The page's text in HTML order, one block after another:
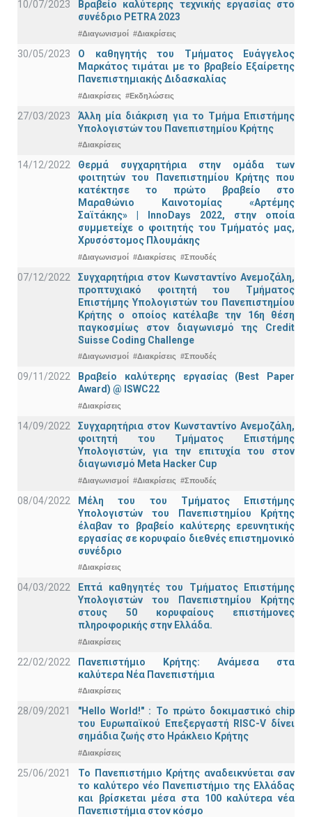
10/07/2023
Βραβείο καλύτερης τεχνικής εργασίας στο
συνέδριο PETRA 2023
#Διαγωνισμοί #Διακρίσεις
30/05/2023
Ο καθηγητής του Τμήματος Ευάγγελος
Μαρκάτος τιμάται με το βραβείο Εξαίρετης
Πανεπιστημιακής Διδασκαλίας
#Διακρίσεις #Εκδηλώσεις
27/03/2023
Άλλη μία διάκριση για το Τμήμα Επιστήμης
Υπολογιστών του Πανεπιστημίου Κρήτης
#Διακρίσεις
14/12/2022
Θερμά συγχαρητήρια στην ομάδα των
φοιτητών του Πανεπιστημίου Κρήτης που
κατέκτησε το πρώτο βραβείο στο
Μαραθώνιο Καινοτομίας «Αρτέμης
Σαϊτάκης» | InnoDays 2022, στην οποία
συμμετείχε ο φοιτητής του Τμήματός μας,
Χρυσόστομος Πλουμάκης
#Διαγωνισμοί #Διακρίσεις #Σπουδές
07/12/2022
Συγχαρητήρια στον Κωνσταντίνο Ανεμοζάλη,
προπτυχιακό φοιτητή του Τμήματος
Επιστήμης Υπολογιστών του Πανεπιστημίου
Κρήτης ο οποίος κατέλαβε την 16η θέση
παγκοσμίως στον διαγωνισμό της Credit
Suisse Coding Challenge
#Διαγωνισμοί #Διακρίσεις #Σπουδές
09/11/2022
Βραβείο καλύτερης εργασίας (Best Paper
Award) @ ISWC22
#Διακρίσεις
14/09/2022
Συγχαρητήρια στον Κωνσταντίνο Ανεμοζάλη,
φοιτητή του Τμήματος Επιστήμης
Υπολογιστών, για την επιτυχία του στον
διαγωνισμό Meta Hacker Cup
#Διαγωνισμοί #Διακρίσεις #Σπουδές
08/04/2022
Μέλη του του Τμήματος Επιστήμης
Υπολογιστών του Πανεπιστημίου Κρήτης
έλαβαν το βραβείο καλύτερης ερευνητικής
εργασίας σε κορυφαίο διεθνές επιστημονικό
συνέδριο
#Διακρίσεις
04/03/2022
Επτά καθηγητές του Τμήματος Επιστήμης
Υπολογιστών του Πανεπιστημίου Κρήτης
στους 50 κορυφαίους επιστήμονες
πληροφορικής στην Ελλάδα.
#Διακρίσεις
22/02/2022
Πανεπιστήμιο Κρήτης: Ανάμεσα στα
καλύτερα Νέα Πανεπιστήμια
#Διακρίσεις
28/09/2021
"Hello World!" : Το πρώτο δοκιμαστικό chip
του Ευρωπαϊκού Επεξεργαστή RISC-V δίνει
σημάδια ζωής στο Ηράκλειο Κρήτης
#Διακρίσεις
25/06/2021
Το Πανεπιστήμιο Κρήτης αναδεικνύεται σαν
το καλύτερο νέο Πανεπιστήμιο της Ελλάδας
και βρίσκεται μέσα στα 100 καλύτερα νέα
Πανεπιστήμια στον κόσμο